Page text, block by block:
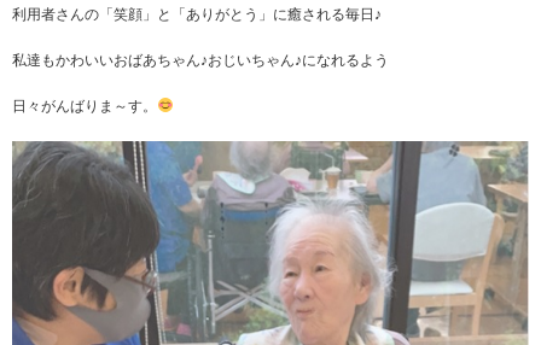
利用者さんの「笑顔」と「ありがとう」に癒される毎日♪
私達もかわいいおばあちゃん♪おじいちゃん♪になれるよう
日々がんばりま～す。